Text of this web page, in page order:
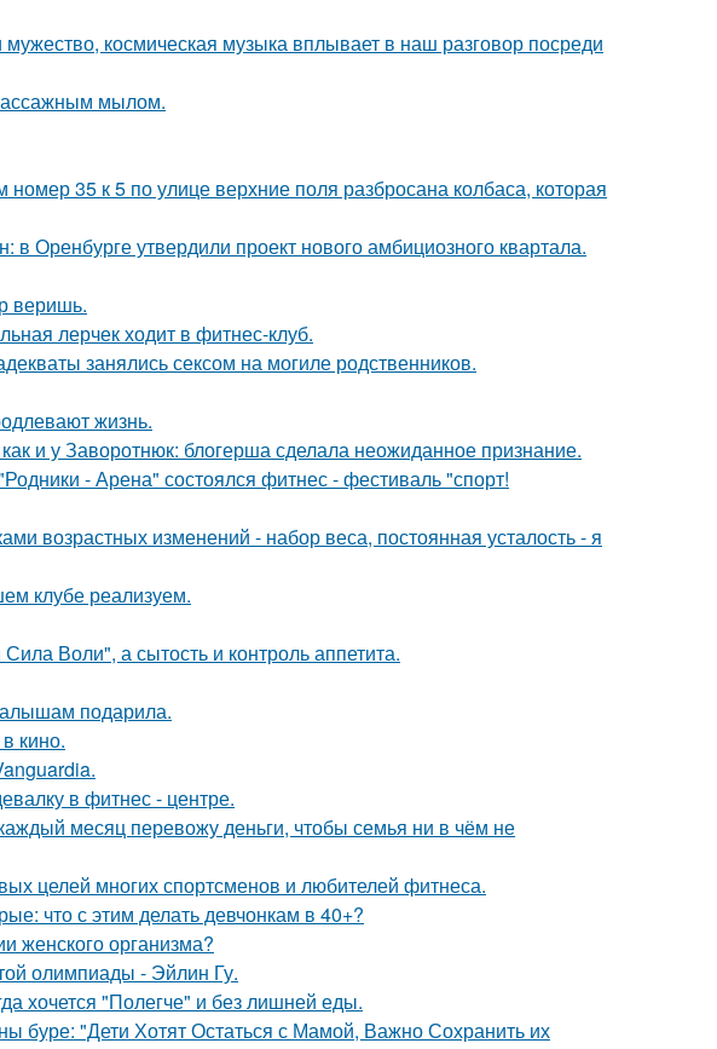
космическая музыка вплывает в наш разговор посреди
мылом.
35 к 5 по улице верхние поля разбросана колбаса, которая
Оренбурге утвердили проект нового амбициозного квартала.
веришь.
лерчек ходит в фитнес-клуб.
занялись сексом на могиле родственников.
жизнь.
и у Заворотнюк: блогерша сделала неожиданное признание.
- Арена" состоялся фитнес - фестиваль "спорт!
возрастных изменений - набор веса, постоянная усталость - я
клубе реализуем.
Воли", а сытость и контроль аппетита.
подарила.
кино.
в фитнес - центре.
месяц перевожу деньги, чтобы семья ни в чём не
целей многих спортсменов и любителей фитнеса.
что с этим делать девчонкам в 40+?
женского организма?
олимпиады - Эйлин Гу.
хочется "Полегче" и без лишней еды.
буре: "Дети Хотят Остаться с Мамой, Важно Сохранить их